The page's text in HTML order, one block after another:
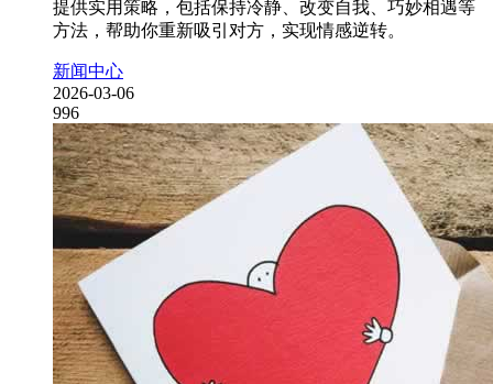
提供实用策略，包括保持冷静、改变自我、巧妙相遇等
方法，帮助你重新吸引对方，实现情感逆转。
新闻中心
2026-03-06
996